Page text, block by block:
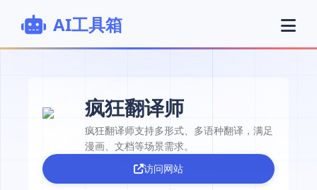
AI工具箱
疯狂翻译师
疯狂翻译师支持多形式、多语种翻译，满足
漫画、文档等场景需求。
访问网站